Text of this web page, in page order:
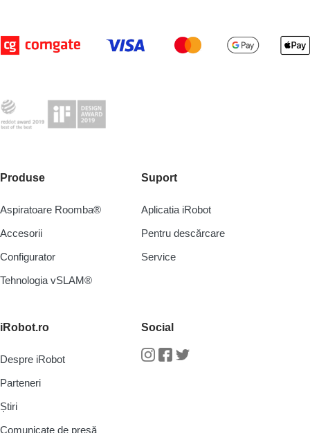
Produse
Aspiratoare Roomba®
Accesorii
Configurator
Tehnologia vSLAM®
Suport
Aplicatia iRobot
Pentru descărcare
Service
iRobot.ro
Despre iRobot
Parteneri
Știri
Comunicate de presă
Social
InstagramFacebook